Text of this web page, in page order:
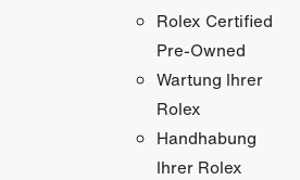
Rolex Certified
Pre-Owned
Wartung Ihrer
Rolex
Handhabung
Ihrer Rolex